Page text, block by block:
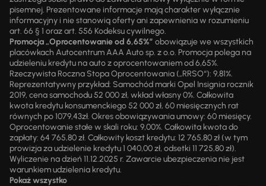
pisemnej. Prezentowane informacje mają charakter wyłącznie
informacyjny i nie stanowią oferty ani zapewnienia w rozumieniu
art. 66 § 1 oraz art. 556 Kodeksu cywilnego.
Promocja „Oprocentowanie od 6,65%” obowiązuje we wszystkich
placówkach Autocentrum AAA Auto sp. z o.o. Promocja polega na
udzieleniu kredytu na auto z oprocentowaniem od 6,65%.
Rzeczywista Roczna Stopa Oprocentowania („RRSO“): 9,81%.
Reprezentatywny przykład: Samochód marki Opel Insignia rocznik
2019, cena samochodu 52 000 zł, wkład własny 0%. Całkowita
kwota kredytu konsumenckiego 52 000 zł, 60 miesięcznych rat
równych po 1079,43zł. Okres obowiązywania umowy: 60 miesięcy.
Oprocentowanie stałe w skali roku: 9,00%. Całkowita kwota do
zapłaty: 64 765,80 zł. Całkowity koszt kredytu: 12 765,80 zł (w tym
prowizja za udzielenie kredytu 1 040,00 zł, odsetki 11 725,80 zł).
Wyliczenie na dzień 11.12.2025 r. Zawarcie ubezpieczenia nie jest
warunkiem udzielenia kredytu.
Pokaż wszystko